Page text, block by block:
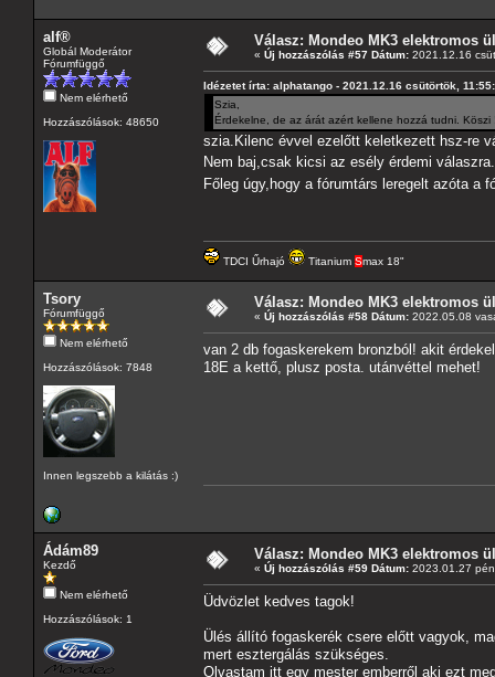
alf®
Globál Moderátor
Fórumfüggő
Nem elérhető
Hozzászólások: 48650
Válasz: Mondeo MK3 elektromos
« Új hozzászólás #57 Dátum: 2021.12.16
Idézetet írta: alphatango - 2021.12.16 csütörtök,
Szia,
Érdekelne, de az árát azért kellene hozzá tudni. Köszi
szia.Kilenc évvel ezelőtt keletkezett hsz-re
Nem baj,csak kicsi az esély érdemi
Főleg úgy,hogy a fórumtárs leregelt azóta a
TDCI Űrhajó Titanium Smax 18"
Tsory
Fórumfüggő
Nem elérhető
Hozzászólások: 7848
Innen legszebb a kilátás :)
Válasz: Mondeo MK3 elektromos
« Új hozzászólás #58 Dátum: 2022.05.08
van 2 db fogaskerekem bronzból! akit
18E a kettő, plusz posta. utánvéttel mehet!
Ádám89
Kezdő
Nem elérhető
Hozzászólások: 1
Válasz: Mondeo MK3 elektromos
« Új hozzászólás #59 Dátum: 2023.01.27
Üdvözlet kedves tagok!
Ülés állító fogaskerék csere előtt vagyok,
mert esztergálás szükséges.
Olvastam itt egy mester emberről aki ezt